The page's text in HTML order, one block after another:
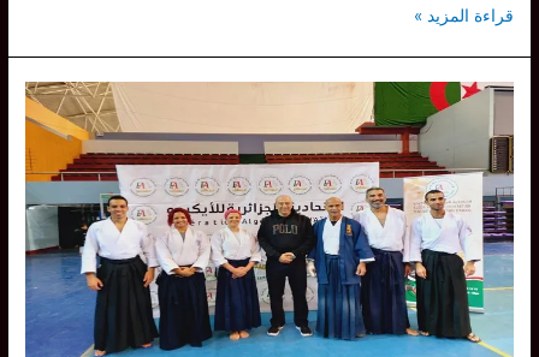
سينسي
تجمعنا
في
الشقيقة
الجزائر
على
رياضة
وفن
السلام
قراءة المزيد »